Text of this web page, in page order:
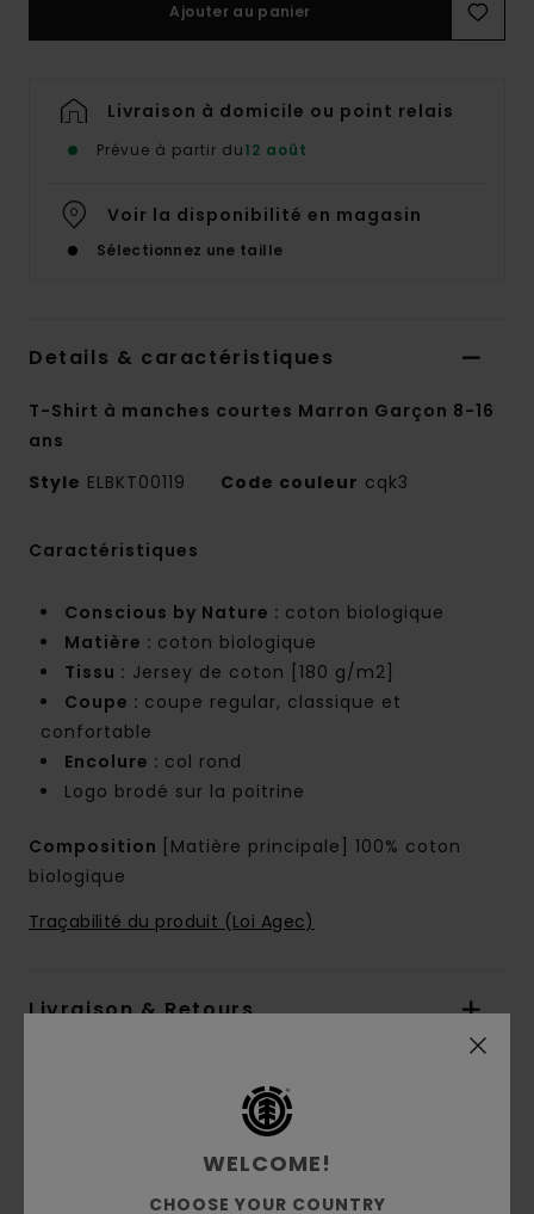
Ajouter au panier
Livraison à domicile ou point relais
Prévue à partir du12 août
Voir la disponibilité en magasin
Sélectionnez une taille
Details & caractéristiques
T-Shirt à manches courtes Marron Garçon 8-16
ans
Style ELBKT00119 Code couleur cqk3
Caractéristiques
Conscious by Nature : coton biologique
Matière : coton biologique
Tissu : Jersey de coton [180 g/m2]
Coupe : coupe regular, classique et
confortable
Encolure : col rond
Logo brodé sur la poitrine
Composition
[Matière principale] 100% coton
biologique
Traçabilité du produit (Loi Agec)
Livraison & Retours
Note moyenne
WELCOME!
CHOOSE YOUR COUNTRY